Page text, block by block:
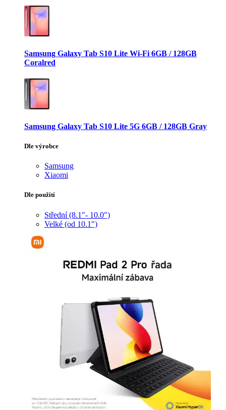
Samsung Galaxy Tab S10 Lite Wi-Fi 6GB / 128GB
Coralred
Samsung Galaxy Tab S10 Lite 5G 6GB / 128GB Gray
Dle výrobce
Samsung
Xiaomi
Dle použití
Střední (8.1"- 10.0")
Velké (od 10.1")